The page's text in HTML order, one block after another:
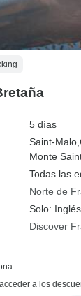
5 días
Saint-Malo,
Monte
Todas las
Norte de
Solo: Inglés
Discover
a los